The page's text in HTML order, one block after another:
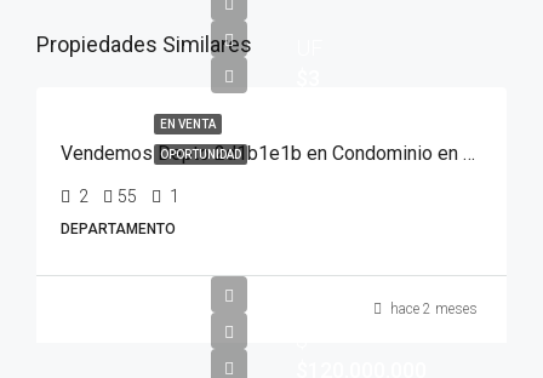
Propiedades Similares
EN VENTA
OPORTUNIDAD Vendemos Depto 2d1b1e1b en Condominio en Valparaíso
2 55 1
DEPARTAMENTO
hace 2 meses